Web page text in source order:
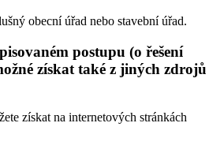
obecní úřad nebo stavební úřad.
postupu (o řešení
získat také z jiných zdrojů
získat na internetových stránkách